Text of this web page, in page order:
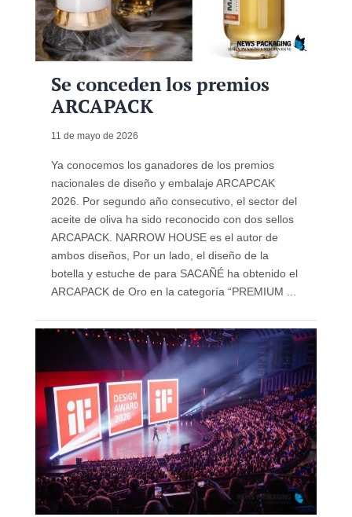
Se conceden los premios
ARCAPACK
11 de mayo de 2026
Ya conocemos los ganadores de los premios
nacionales de diseño y embalaje ARCAPCAK
2026. Por segundo año consecutivo, el sector del
aceite de oliva ha sido reconocido con dos sellos
ARCAPACK. NARROW HOUSE es el autor de
ambos diseños, Por un lado, el diseño de la
botella y estuche de para SACAÑÉ ha obtenido el
ARCAPACK de Oro en la categoría “PREMIUM ...